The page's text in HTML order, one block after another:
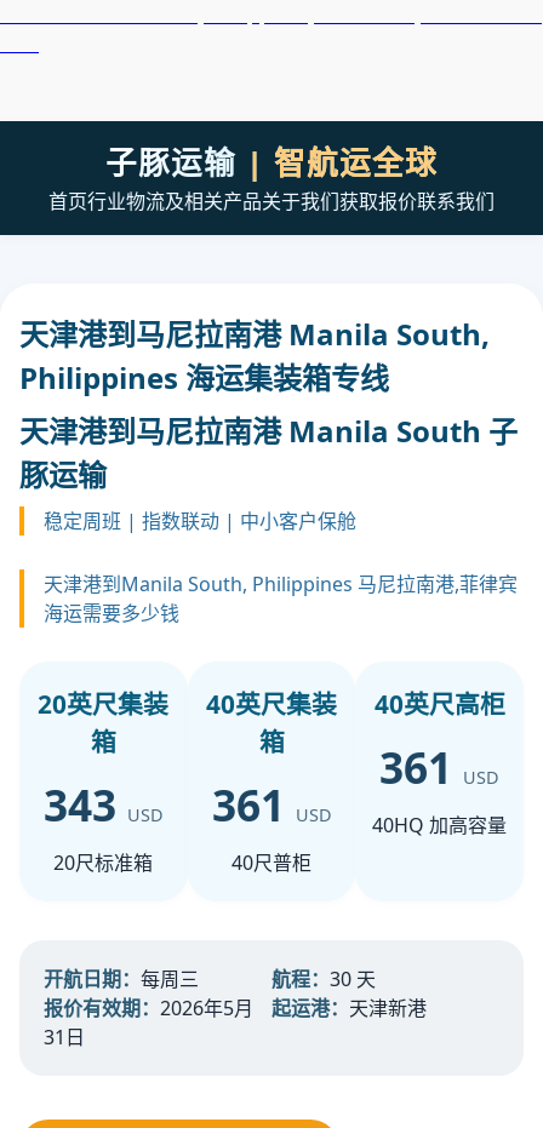
子豚运输 | 智航运全球
首页行业物流及相关产品关于我们获取报价联系我们
天津港到马尼拉南港 Manila South,
Philippines 海运集装箱专线
天津港到马尼拉南港 Manila South 子
豚运输
稳定周班 | 指数联动 | 中小客户保舱
天津港到Manila South, Philippines 马尼拉南港,菲律宾
海运需要多少钱
20英尺集装
箱
343 USD
20尺标准箱
40英尺集装
箱
361 USD
40尺普柜
40英尺高柜
361 USD
40HQ 加高容量
开航日期： 每周三 航程： 30 天
报价有效期： 2026年5月
31日
起运港： 天津新港